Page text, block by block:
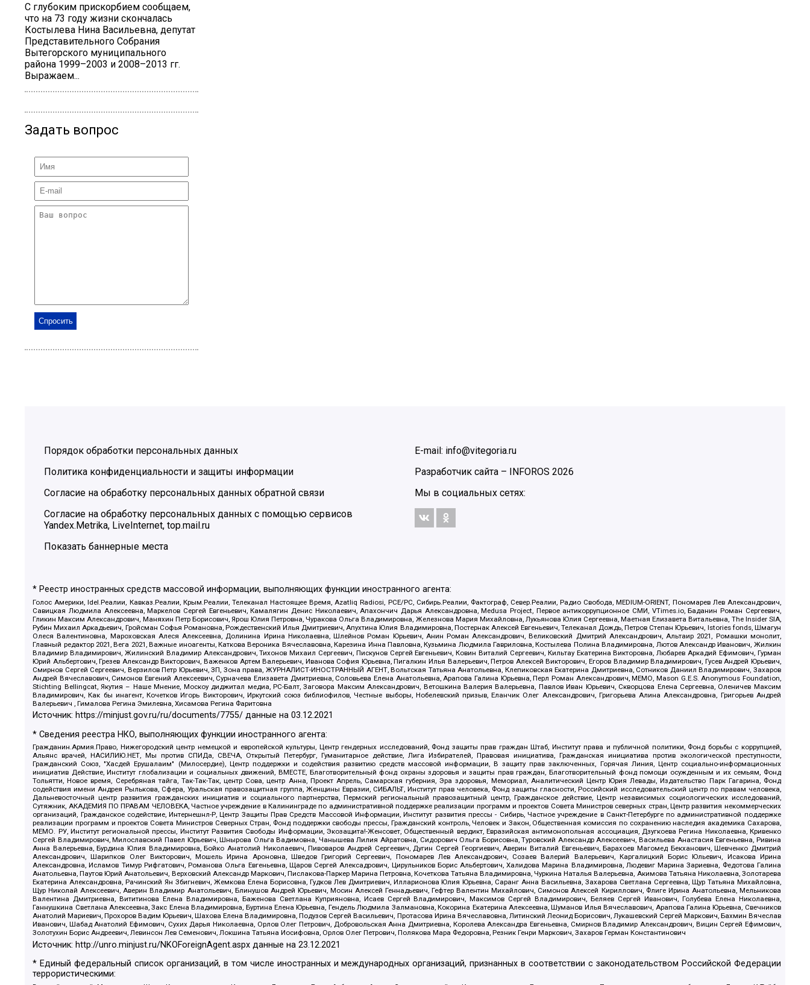
С глубоким прискорбием сообщаем,
что на 73 году жизни скончалась
Костылева Нина Васильевна, депутат
Представительного Собрания
Вытегорского муниципального
района 1999–2003 и 2008–2013 гг.
Выражаем...
Задать вопрос
Порядок обработки персональных данных
Политика конфиденциальности и защиты информации
Согласие на обработку персональных данных обратной связи
Согласие на обработку персональных данных с помощью сервисов
Yandex.Metrika, LiveInternet, top.mail.ru
Показать баннерные места
E-mail: info@vitegoria.ru
Разработчик сайта – INFOROS 2026
Мы в социальных сетях:
* Реестр иностранных средств массовой информации, выполняющих функции иностранного агента:
Голос Америки, Idel.Реалии, Кавказ.Реалии, Крым.Реалии, Телеканал Настоящее Время, Azatliq Radiosi, PCE/PC, Сибирь.Реалии, Фактограф, Север.Реалии, Радио Свобода, MEDIUM-ORIENT, Пономарев Лев Александрович,
Савицкая Людмила Алексеевна, Маркелов Сергей Евгеньевич, Камалягин Денис Николаевич, Апахончич Дарья Александровна, Medusa Project, Первое антикоррупционное СМИ, VTimes.io, Баданин Роман Сергеевич,
Гликин Максим Александрович, Маняхин Петр Борисович, Ярош Юлия Петровна, Чуракова Ольга Владимировна, Железнова Мария Михайловна, Лукьянова Юлия Сергеевна, Маетная Елизавета Витальевна, The Insider SIA,
Рубин Михаил Аркадьевич, Гройсман Софья Романовна, Рождественский Илья Дмитриевич, Апухтина Юлия Владимировна, Постернак Алексей Евгеньевич, Телеканал Дождь, Петров Степан Юрьевич, Istories fonds, Шмагун
Олеся Валентиновна, Мароховская Алеся Алексеевна, Долинина Ирина Николаевна, Шлейнов Роман Юрьевич, Анин Роман Александрович, Великовский Дмитрий Александрович, Альтаир 2021, Ромашки монолит,
Главный редактор 2021, Вега 2021, Важные иноагенты, Каткова Вероника Вячеславовна, Карезина Инна Павловна, Кузьмина Людмила Гавриловна, Костылева Полина Владимировна, Лютов Александр Иванович, Жилкин
Владимир Владимирович, Жилинский Владимир Александрович, Тихонов Михаил Сергеевич, Пискунов Сергей Евгеньевич, Ковин Виталий Сергеевич, Кильтау Екатерина Викторовна, Любарев Аркадий Ефимович, Гурман
Юрий Альбертович, Грезев Александр Викторович, Важенков Артем Валерьевич, Иванова София Юрьевна, Пигалкин Илья Валерьевич, Петров Алексей Викторович, Егоров Владимир Владимирович, Гусев Андрей Юрьевич,
Смирнов Сергей Сергеевич, Верзилов Петр Юрьевич, ЗП, Зона права, ЖУРНАЛИСТ-ИНОСТРАННЫЙ АГЕНТ, Вольтская Татьяна Анатольевна, Клепиковская Екатерина Дмитриевна, Сотников Даниил Владимирович, Захаров
Андрей Вячеславович, Симонов Евгений Алексеевич, Сурначева Елизавета Дмитриевна, Соловьева Елена Анатольевна, Арапова Галина Юрьевна, Перл Роман Александрович, МЕМО, Mason G.E.S. Anonymous Foundation,
Stichting Bellingcat, Якутия – Наше Мнение, Москоу диджитал медиа, РС-Балт, Заговора Максим Александрович, Ветошкина Валерия Валерьевна, Павлов Иван Юрьевич, Скворцова Елена Сергеевна, Оленичев Максим
Владимирович, Как бы инагент, Кочетков Игорь Викторович, Иркутский союз библиофилов, Честные выборы, Нобелевский призыв, Еланчик Олег Александрович, Григорьева Алина Александровна, Григорьев Андрей
Валерьевич , Гималова Регина Эмилевна, Хисамова Регина Фаритовна
Источник: https://minjust.gov.ru/ru/documents/7755/ данные на03.12.2021
* Сведения реестра НКО, выполняющих функции иностранного агента:
Гражданин.Армия.Право, Нижегородский центр немецкой и европейской культуры, Центр гендерных исследований, Фонд защиты прав граждан Штаб, Институт права и публичной политики, Фонд борьбы с коррупцией,
Альянс врачей, НАСИЛИЮ.НЕТ, Мы против СПИДа, СВЕЧА, Открытый Петербург, Гуманитарное действие, Лига Избирателей, Правовая инициатива, Гражданская инициатива против экологической преступности,
Гражданский Союз, "Хасдей Ерушалаим" (Милосердие), Центр поддержки и содействия развитию средств массовой информации, В защиту прав заключенных, Горячая Линия, Центр социально-информационных
инициатив Действие, Институт глобализации и социальных движений, ВМЕСТЕ, Благотворительный фонд охраны здоровья и защиты прав граждан, Благотворительный фонд помощи осужденным и их семьям, Фонд
Тольятти, Новое время, Серебряная тайга, Так-Так-Так, центр Сова, центр Анна, Проект Апрель, Самарская губерния, Эра здоровья, Мемориал, Аналитический Центр Юрия Левады, Издательство Парк Гагарина, Фонд
содействия имени Андрея Рылькова, Сфера, Уральская правозащитная группа, Женщины Евразии, СИБАЛЬТ, Институт прав человека, Фонд защиты гласности, Российский исследовательский центр по правам человека,
Дальневосточный центр развития гражданских инициатив и социального партнерства, Пермский региональный правозащитный центр, Гражданское действие, Центр независимых социологических исследований,
Сутяжник, АКАДЕМИЯ ПО ПРАВАМ ЧЕЛОВЕКА, Частное учреждение в Калининграде по административной поддержке реализации программ и проектов Совета Министров северных стран, Центр развития некоммерческих
организаций, Гражданское содействие, Интернешнл-Р, Центр Защиты Прав Средств Массовой Информации, Институт развития прессы - Сибирь, Частное учреждение в Санкт-Петербурге по административной поддержке
реализации программ и проектов Совета Министров Северных Стран, Фонд поддержки свободы прессы, Гражданский контроль, Человек и Закон, Общественная комиссия по сохранению наследия академика Сахарова,
МЕМО. РУ, Институт региональной прессы, Институт Развития Свободы Информации, Экозащита!-Женсовет, Общественный вердикт, Евразийская антимонопольная ассоциация, Дзугкоева Регина Николаевна, Кривенко
Сергей Владимирович, Милославский Павел Юрьевич, Шнырова Ольга Вадимовна, Чанышева Лилия Айратовна, Сидорович Ольга Борисовна, Туровский Александр Алексеевич, Васильева Анастасия Евгеньевна, Ривина
Анна Валерьевна, Бурдина Юлия Владимировна, Бойко Анатолий Николаевич, Пивоваров Андрей Сергеевич, Дугин Сергей Георгиевич, Аверин Виталий Евгеньевич, Барахоев Магомед Бекханович, Шевченко Дмитрий
Александрович, Шарипков Олег Викторович, Мошель Ирина Ароновна, Шведов Григорий Сергеевич, Пономарев Лев Александрович, Созаев Валерий Валерьевич, Каргалицкий Борис Юльевич, Исакова Ирина
Александровна, Исламов Тимур Рифгатович, Романова Ольга Евгеньевна, Щаров Сергей Алексадрович, Цирульников Борис Альбертович, Халидова Марина Владимировна, Людевиг Марина Зариевна, Федотова Галина
Анатольевна, Паутов Юрий Анатольевич, Верховский Александр Маркович, Пислакова-Паркер Марина Петровна, Кочеткова Татьяна Владимировна, Чуркина Наталья Валерьевна, Акимова Татьяна Николаевна, Золотарева
Екатерина Александровна, Рачинский Ян Збигневич, Жемкова Елена Борисовна, Гудков Лев Дмитриевич, Илларионова Юлия Юрьевна, Саранг Анна Васильевна, Захарова Светлана Сергеевна, Щур Татьяна Михайловна,
Щур Николай Алексеевич, Аверин Владимир Анатольевич, Блинушов Андрей Юрьевич, Мосин Алексей Геннадьевич, Гефтер Валентин Михайлович, Симонов Алексей Кириллович, Флиге Ирина Анатольевна, Мельникова
Валентина Дмитриевна, Вититинова Елена Владимировна, Баженова Светлана Куприяновна, Исаев Сергей Владимирович, Максимов Сергей Владимирович, Беляев Сергей Иванович, Голубева Елена Николаевна,
Ганнушкина Светлана Алексеевна, Закс Елена Владимировна, Буртина Елена Юрьевна, Гендель Людмила Залмановна, Кокорина Екатерина Алексеевна, Шуманов Илья Вячеславович, Арапова Галина Юрьевна, Свечников
Анатолий Мариевич, Прохоров Вадим Юрьевич, Шахова Елена Владимировна, Подузов Сергей Васильевич, Протасова Ирина Вячеславовна, Литинский Леонид Борисович, Лукашевский Сергей Маркович, Бахмин Вячеслав
Иванович, Шабад Анатолий Ефимович, Сухих Дарья Николаевна, Орлов Олег Петрович, Добровольская Анна Дмитриевна, Королева Александра Евгеньевна, Смирнов Владимир Александрович, Вицин Сергей Ефимович,
Золотухин Борис Андреевич, Левинсон Лев Семенович, Локшина Татьяна Иосифовна, Орлов Олег Петрович, Полякова Мара Федоровна, Резник Генри Маркович, Захаров Герман Константинович
Источник: http://unro.minjust.ru/NKOForeignAgent.aspx данные на23.12.2021
* Единый федеральный список организаций, в том числе иностранных и международных организаций, признанных в соответствии с законодательством Российской Федерации
террористическими: